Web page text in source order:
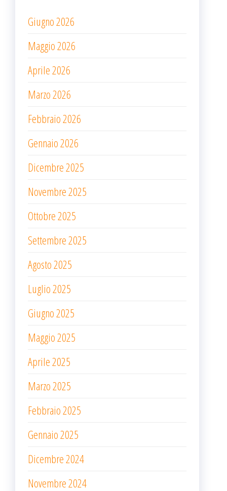
Giugno 2026
Maggio 2026
Aprile 2026
Marzo 2026
Febbraio 2026
Gennaio 2026
Dicembre 2025
Novembre 2025
Ottobre 2025
Settembre 2025
Agosto 2025
Luglio 2025
Giugno 2025
Maggio 2025
Aprile 2025
Marzo 2025
Febbraio 2025
Gennaio 2025
Dicembre 2024
Novembre 2024